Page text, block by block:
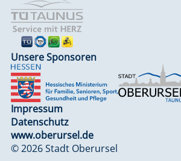
Unsere Sponsoren
Impressum
Datenschutz
www.oberursel.de
© 2026 Stadt Oberursel